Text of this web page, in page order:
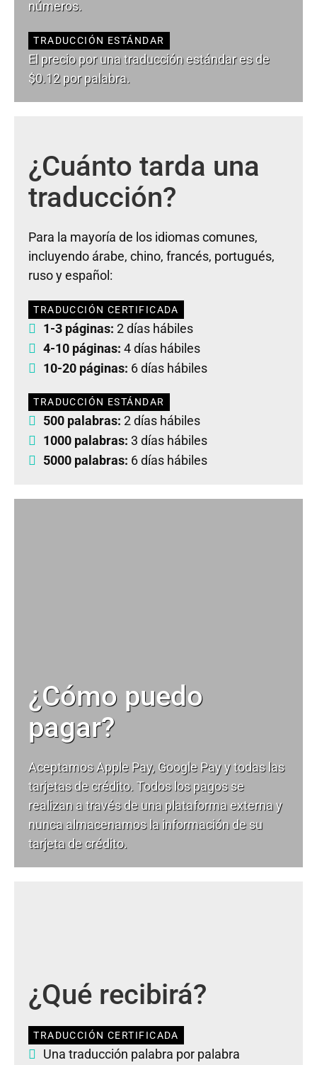
números.
TRADUCCIÓN ESTÁNDAR
El precio por una traducción estándar es de
$0.12 por palabra.
¿Cuánto tarda una
traducción?
Para la mayoría de los idiomas comunes,
incluyendo árabe, chino, francés, portugués,
ruso y español:
TRADUCCIÓN CERTIFICADA
1-3 páginas: 2 días hábiles
4-10 páginas: 4 días hábiles
10-20 páginas: 6 días hábiles
TRADUCCIÓN ESTÁNDAR
500 palabras: 2 días hábiles
1000 palabras: 3 días hábiles
5000 palabras: 6 días hábiles
¿Cómo puedo
pagar?
Aceptamos Apple Pay, Google Pay y todas las
tarjetas de crédito. Todos los pagos se
realizan a través de una plataforma externa y
nunca almacenamos la información de su
tarjeta de crédito.
¿Qué recibirá?
TRADUCCIÓN CERTIFICADA
Una traducción palabra por palabra